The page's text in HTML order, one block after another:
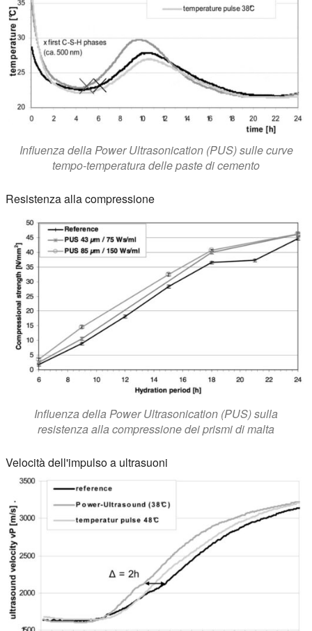
Influenza della Power Ultrasonication (PUS) sulle curve
tempo-temperatura delle paste di cemento
Resistenza alla compressione
Influenza della Power Ultrasonication (PUS) sulla
resistenza alla compressione dei prismi di malta
Velocità dell'impulso a ultrasuoni